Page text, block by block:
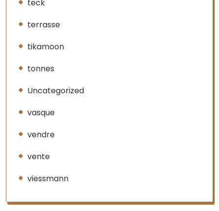
teck
terrasse
tikamoon
tonnes
Uncategorized
vasque
vendre
vente
viessmann